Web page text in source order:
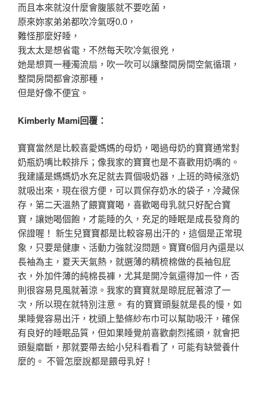
而且本來就沒什麼會腹脹就不要吃菌，
原來妳家弟弟都吹冷氣呀0.0，
難怪那麼好睡，
我太太是想省電，不然每天吹冷氣很兇，
她是想買一種濁流扇，吹一吹可以讓整間房間空氣循環，
整間房間都會涼那種，
但是好像不便宜。
Kimberly Mami回覆：
寶寶當然是比較喜愛媽媽的母奶，喝過母奶的寶寶通常對
奶瓶奶嘴比較排斥；像我家的寶寶也是不喜歡用奶嘴的。
我建議是媽媽奶水充足就去買個吸奶器，上班的時候涨奶
就吸出來，現在很方便，可以買保存奶水的袋子，冷藏保
存，第二天溫熱了餵寶寶喝，喜歡喝母乳就只好配合寶
寶，讓她喝個飽，才能睡的久，充足的睡眠是成長發育的
保證喔！ 新生兒寶寶都是比較容易出汗的，這個是正常現
象，只要是健康、活動力強就沒問題。寶寶6個月內還是以
長袖為主，夏天天氣熱，就選薄的精梳棉做的長袖包屁
衣，外加件薄的純棉長褲，尤其是開冷氣還得加一件，否
則很容易見風就著涼。我家的寶寶就是晾屁屁著涼了一
次，所以現在就特別注意。 有的寶寶頭髮就是長的慢，如
果睡覺容易出汗，枕頭上墊條紗布巾可以幫助吸汗，確保
有良好的睡眠品質，但如果睡覺前喜歡劇烈搖頭，就會把
頭髮磨斷，那就要帶去給小兒科看看了，可能有缺營養什
麼的。 不管怎麼說都是餵母乳好！